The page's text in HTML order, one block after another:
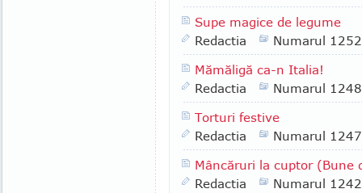
Supe magice de legume
Redactia
Numarul 1252
Mămăligă ca-n Italia!
Redactia
Numarul 1248
Torturi festive
Redactia
Numarul 1247
Mâncăruri la cuptor (Bune
Redactia
Numarul 1242